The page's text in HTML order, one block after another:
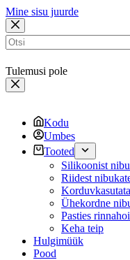
Mine sisu juurde
Tulemusi pole
Kodu
Umbes
Tooted
Silikoonist
Riidest
Ühekordne
Pasties
Keha teip
Hulgimüük
Pood